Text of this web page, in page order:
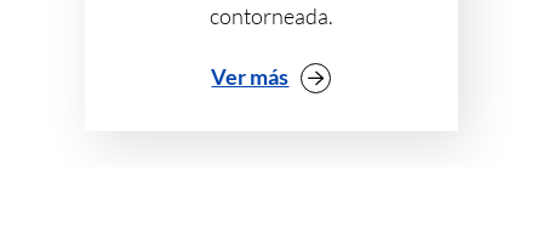
contorneada.
Ver más